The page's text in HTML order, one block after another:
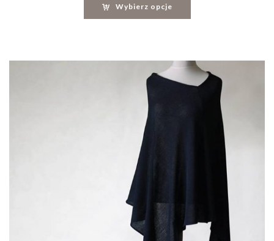
Wybierz opcje